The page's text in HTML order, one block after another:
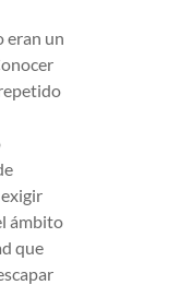
eran un
ámbito
que